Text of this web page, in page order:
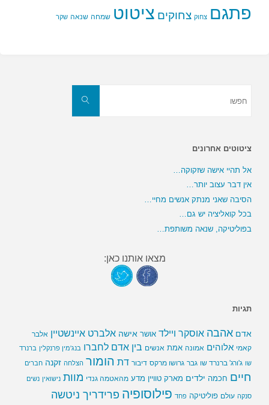
פתגם צחוק צחוקים ציטוט שמחה שנאה שקר
חפשו
ציטוטים אחרונים
אל תהיי אישה שזקוקה…
אין דבר עצוב יותר…
הסיבה שאני מנתק אנשים מחיי…
בכל קואליציה יש גם…
בפוליטיקה, שנאה משותפת…
מצאו אותנו כאן:
תגיות
אדם אהבה אוסקר ויילד אושר אישה אלברט איינשטיין אלבר
קאמי אלוהים אמונה אמת אנשים בין אדם לחברו בנג'מין פרנקלין ברנרד
שו ג'ורג' ברנרד שו גבר גרושו מרקס דיבור דת הומור הצלחה זקנה חברים
חיים חכמה ילדים מארק טוויין מדע מהאטמה גנדי מוות נישואין נשים
סנקה עולם פוליטיקה פחד פילוסופיה פרידריך ניטשה